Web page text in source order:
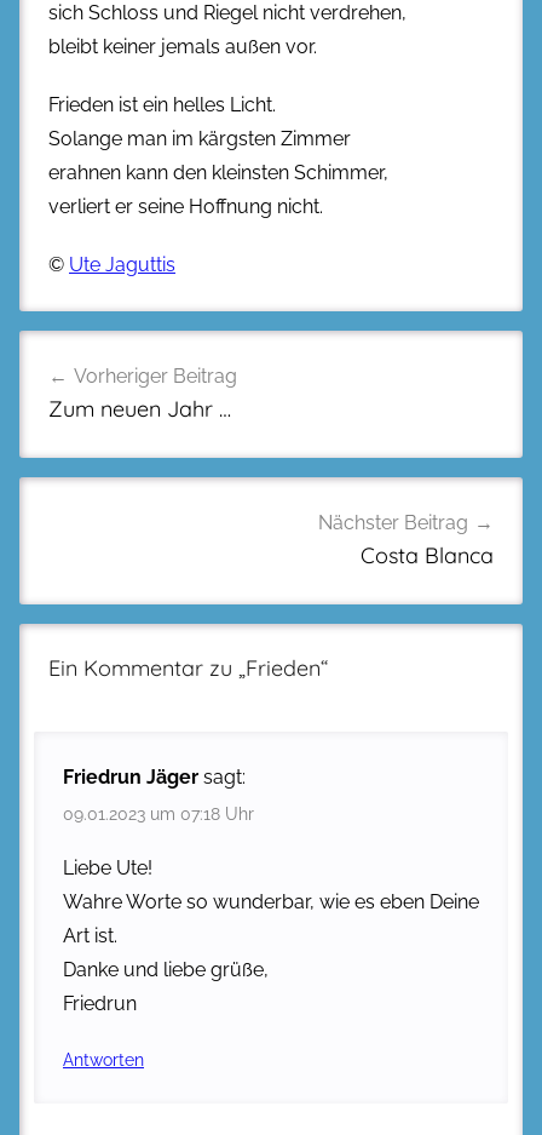
sich Schloss und Riegel nicht verdrehen,
bleibt keiner jemals außen vor.
Frieden ist ein helles Licht.
Solange man im kärgsten Zimmer
erahnen kann den kleinsten Schimmer,
verliert er seine Hoffnung nicht.
© Ute Jaguttis
Vorheriger Beitrag
Zum neuen Jahr …
Nächster Beitrag
Costa Blanca
Ein Kommentar zu „ Frieden“
Friedrun Jäger sagt:
09.01.2023 um 07:18 Uhr
Liebe Ute!
Wahre Worte so wunderbar, wie es eben Deine
Art ist.
Danke und liebe grüße,
Friedrun
Antworten